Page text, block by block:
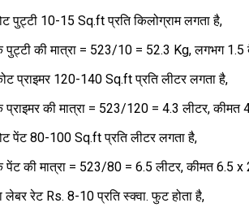
पुट्टी 10-15 Sq.ft प्रति किलोग्राम लगता है,
की मात्रा = 523/10 = 52.3 Kg, लगभग
प्राइमर 120-140 Sq.ft प्रति लीटर लगता है,
की मात्रा = 523/120 = 4.3 लीटर,
पेंट 80-100 Sq.ft प्रति लीटर लगता है,
की मात्रा = 523/80 = 6.5 लीटर, कीमत 6.5
लेबर रेट Rs. 8-10 प्रति स्क्वा. फुट होता है,